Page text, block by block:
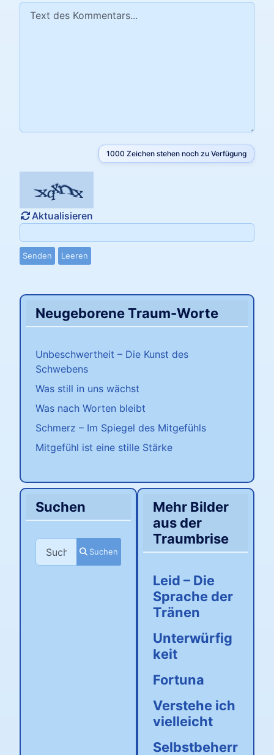
1000 Zeichen stehen noch zu Verfügung
Aktualisieren
Senden Leeren
Neugeborene Traum-Worte
Unbeschwertheit – Die Kunst des
Schwebens
Was still in uns wächst
Was nach Worten bleibt
Schmerz – Im Spiegel des Mitgefühls
Mitgefühl ist eine stille Stärke
Suchen
Suchen
Suchen
Mehr Bilder
aus der
Traumbrise
Leid – Die
Sprache der
Tränen
Unterwürfig
keit
Fortuna
Verstehe ich
vielleicht
Selbstbeherr